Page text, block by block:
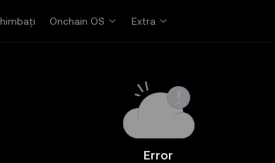
Onchain OS Extra
Error